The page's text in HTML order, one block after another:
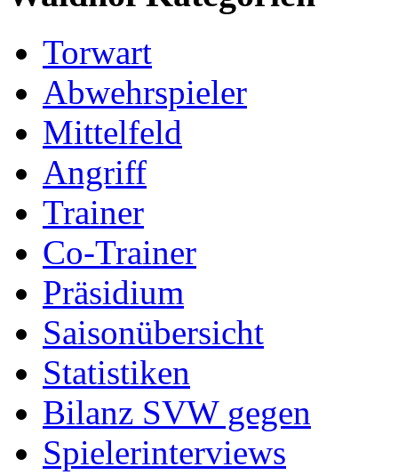
Torwart
Abwehrspieler
Mittelfeld
Angriff
Trainer
Co-Trainer
Präsidium
Saisonübersicht
Statistiken
Bilanz SVW gegen
Spielerinterviews